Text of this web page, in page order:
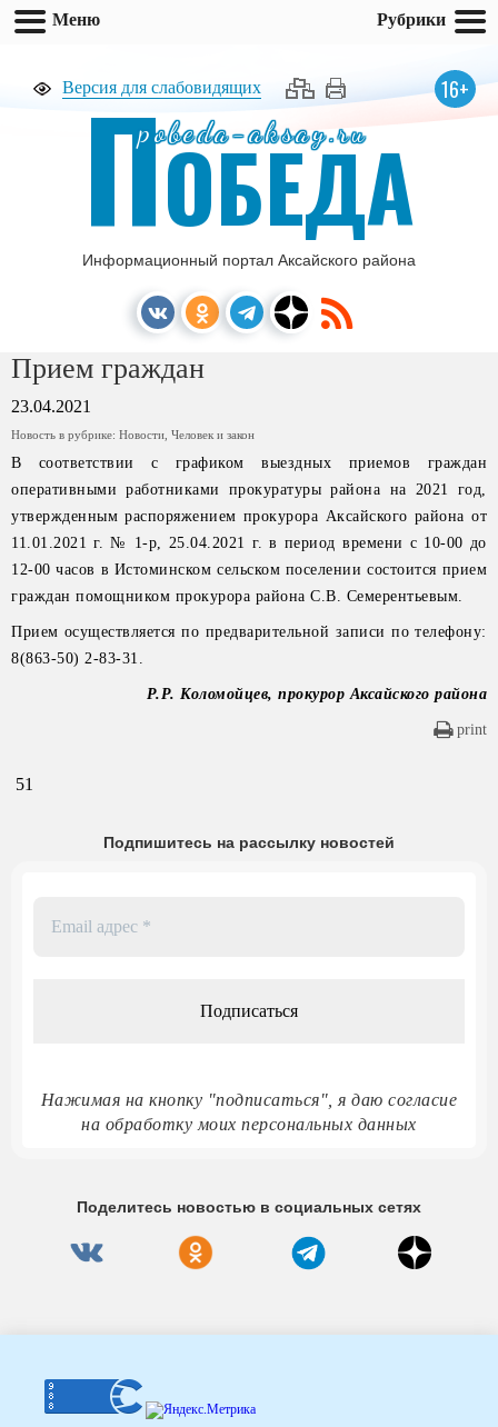
Версия для слабовидящих 16+
pobeda-aksay.ru
ПОБЕДА
Информационный портал Аксайского района
Прием граждан
23.04.2021
Новость в рубрике: Новости Человек и закон
В соответствии с графиком выездных приемов граждан
оперативными работниками прокуратуры района на 2021 год,
утвержденным распоряжением прокурора Аксайского района от
11.01.2021 г. № 1-р, 25.04.2021 г. в период времени с 10-00 до
12-00 часов в Истоминском сельском поселении состоится прием
граждан помощником прокурора района С.В. Семерентьевым.
Прием осуществляется по предварительной записи по телефону:
8(863-50) 2-83-31.
Р.Р. Коломойцев, прокурор Аксайского района
print
51
Подпишитесь на рассылку новостей
Нажимая на кнопку "подписаться", я даю согласие
на обработку моих персональных данных
Поделитесь новостью в социальных сетях
Меню Рубрики